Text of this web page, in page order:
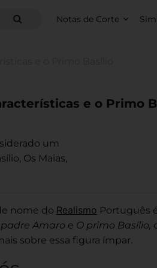
Notas de Corte
e o Primo
um
Os Maias,
nome do Realismo Português
Amaro e O primo Basílio,
sobre essa figura ímpar.